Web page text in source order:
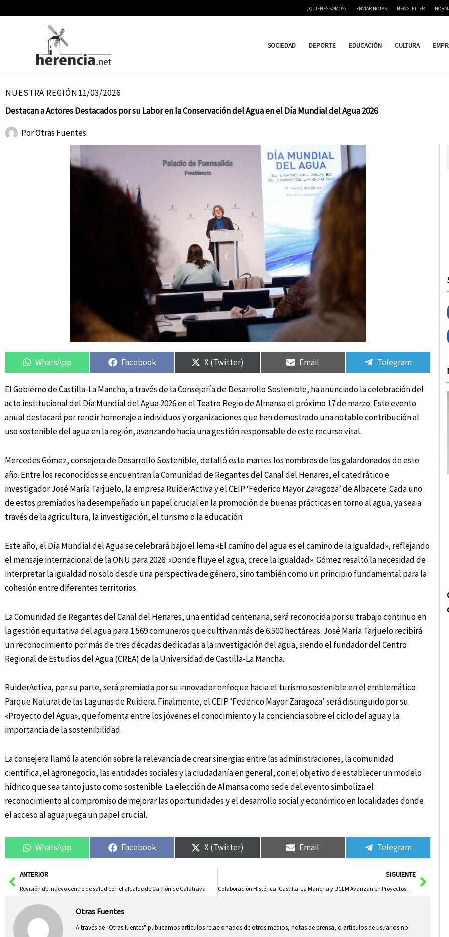
¿QUIENES SOMOS? ENVIAR NOTAS NEWSLETTER
SOCIEDAD DEPORTE EDUCACIÓN CULTURA
NUESTRA REGIÓN11/03/2026
Destacan a Actores Destacados por su Labor en la Conservación del Agua en el Día Mundial del Agua 2026
PorOtras Fuentes
Compartir
en
WhatsApp
Compartir
en
Facebook
Compartir
en
X (Twitter)
Compartir
en
Email
en
Telegram
El Gobierno de Castilla-La Mancha, a través de la Consejería de Desarrollo Sostenible, ha anunciado la celebración del
acto institucional del Día Mundial del Agua 2026 en el Teatro Regio de Almansa el próximo 17 de marzo. Este evento
anual destacará por rendir homenaje a individuos y organizaciones que han demostrado una notable contribución al
uso sostenible del agua en la región, avanzando hacia una gestión responsable de este recurso vital.
Mercedes Gómez, consejera de Desarrollo Sostenible, detalló este martes los nombres de los galardonados de este
año. Entre los reconocidos se encuentran la Comunidad de Regantes del Canal del Henares, el catedrático e
investigador José María Tarjuelo, la empresa RuiderActiva y el CEIP ‘Federico Mayor Zaragoza’ de Albacete. Cada uno
de estos premiados ha desempeñado un papel crucial en la promoción de buenas prácticas en torno al agua, ya sea a
través de la agricultura, la investigación, el turismo o la educación.
Este año, el Día Mundial del Agua se celebrará bajo el lema «El camino del agua es el camino de la igualdad», reflejando
el mensaje internacional de la ONU para 2026: «Donde fluye el agua, crece la igualdad». Gómez resaltó la necesidad de
interpretar la igualdad no solo desde una perspectiva de género, sino también como un principio fundamental para la
cohesión entre diferentes territorios.
La Comunidad de Regantes del Canal del Henares, una entidad centenaria, será reconocida por su trabajo continuo en
la gestión equitativa del agua para 1.569 comuneros que cultivan más de 6.500 hectáreas. José María Tarjuelo recibirá
un reconocimiento por más de tres décadas dedicadas a la investigación del agua, siendo el fundador del Centro
Regional de Estudios del Agua (CREA) de la Universidad de Castilla-La Mancha.
RuiderActiva, por su parte, será premiada por su innovador enfoque hacia el turismo sostenible en el emblemático
Parque Natural de las Lagunas de Ruidera. Finalmente, el CEIP ‘Federico Mayor Zaragoza’ será distinguido por su
«Proyecto del Agua», que fomenta entre los jóvenes el conocimiento y la conciencia sobre el ciclo del agua y la
importancia de la sostenibilidad.
La consejera llamó la atención sobre la relevancia de crear sinergias entre las administraciones, la comunidad
científica, el agronegocio, las entidades sociales y la ciudadanía en general, con el objetivo de establecer un modelo
hídrico que sea tanto justo como sostenible. La elección de Almansa como sede del evento simboliza el
reconocimiento al compromiso de mejorar las oportunidades y el desarrollo social y económico en localidades donde
el acceso al agua juega un papel crucial.
Compartir
en
WhatsApp
Compartir
en
Facebook
Compartir
en
X (Twitter)
Compartir
en
Email
en
Telegram
AntANTERIOR
Revisión del nuevo centro de salud con el alcalde de Carrión de Calatrava
SIGUIENTE
Colaboración Histórica: Castilla-La Mancha y UCLM Avanzan en Proyectos de Memoria Democrática 2025-2026
Otras Fuentes
A través de "Otras fuentes" publicamos artículos relacionados de otros medios, notas de prensa, o artículos de usuarios no